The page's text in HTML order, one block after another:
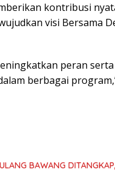
kontribusi
visi Bersama
peran
berbagai
BAWANG